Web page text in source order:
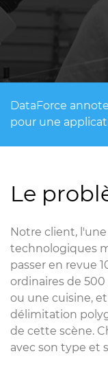
DataForce
pour une
Le
Notre client,
technologiques
passer en revue
ordinaires de
ou une cuisine,
délimitation
de cette scène.
avec son type et